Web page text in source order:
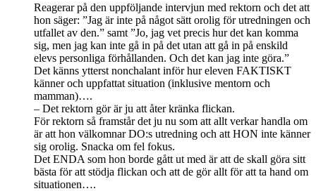
Reagerar på den uppföljande intervjun med rektorn och det att
hon säger: ”Jag är inte på något sätt orolig för utredningen och
utfallet av den.” samt ”Jo, jag vet precis hur det kan komma
sig, men jag kan inte gå in på det utan att gå in på enskild
elevs personliga förhållanden. Och det kan jag inte göra.”
Det känns ytterst nonchalant inför hur eleven FAKTISKT
känner och uppfattat situation (inklusive mentorn och
mamman)….
– Det rektorn gör är ju att åter kränka flickan.
För rektorn så framstår det ju nu som att allt verkar handla om
är att hon välkomnar DO:s utredning och att HON inte känner
sig orolig. Snacka om fel fokus.
Det ENDA som hon borde gått ut med är att de skall göra sitt
bästa för att stödja flickan och att de gör allt för att ta hand om
situationen….